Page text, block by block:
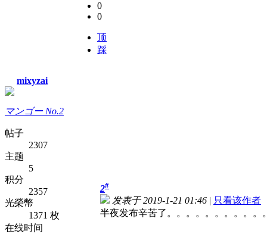
0
0
顶
踩
mixyzai
マンゴー No.2
帖子
2307
主题
5
积分
2357
光榮幣
1371 枚
在线时间
2#
发表于 2019-1-21 01:46 | 只看该作者
半夜发布辛苦了。。。。。。。。。。